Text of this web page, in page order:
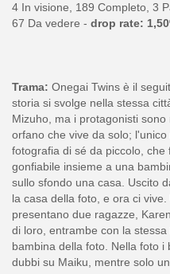
4 In visione, 189 Completo, 3
67 Da vedere - drop rate:
Trama: Onegai Twins è il
storia si svolge nella stessa
Mizuho, ma i protagonisti
orfano che vive da solo;
fotografia di sé da piccolo,
gonfiabile insieme a una
sullo sfondo una casa. Uscito
la casa della foto, e ora ci
presentano due ragazze,
di loro, entrambe con la
bambina della foto. Nella foto
dubbi su Maiku, mentre solo